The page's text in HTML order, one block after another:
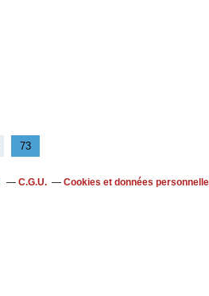
73
C.G.U. Cookies et données